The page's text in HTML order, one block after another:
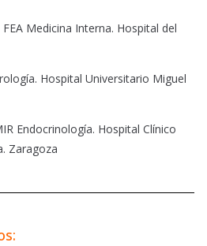
Medicina Interna. Hospital del
Hospital Universitario Miguel
Endocrinología. Hospital Clínico
Zaragoza